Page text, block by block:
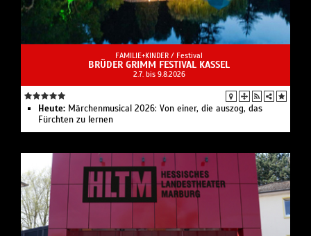
FAMILIE+KINDER / Festival
BRÜDER GRIMM FESTIVAL KASSEL
2.7. bis 9.8.2026
Heute: Märchenmusical 2026: Von einer, die auszog, das
Fürchten zu lernen